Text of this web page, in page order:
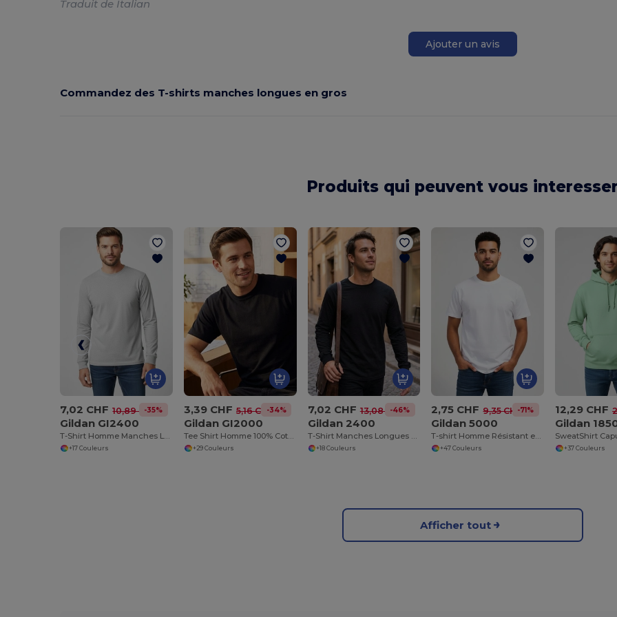
Traduit de Italian
Ajouter un avis
Commandez des T-shirts manches longues en gros
Produits qui peuvent vous
7,02 CHF 10,89 CHF
-35%
Gildan GI2400
T-Shirt Homme Manches Longues 100% Coton
+17 Couleurs
3,39 CHF 5,16 CHF-34%
Gildan GI2000
Tee Shirt Homme 100% Coton
+29 Couleurs
7,02 CHF 13,08 CHF
-46%
Gildan 2400
T-Shirt Manches Longues Homme Ultra
+18 Couleurs
2,75 CHF 9,35 CHF-71%
Gildan 5000
T-shirt Homme Résistant en 100% Coton épais de Haute Qualité
+47 Couleurs
12,29 CHF
Gildan
+37 Couleurs
Afficher tout